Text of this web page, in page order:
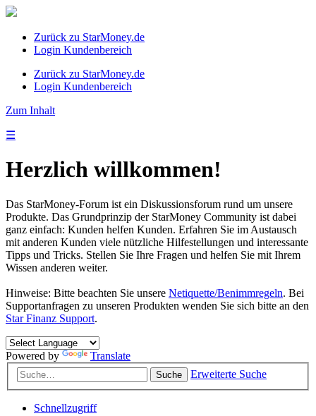
Zurück zu StarMoney.de
Login Kundenbereich
Zurück zu StarMoney.de
Login Kundenbereich
Zum Inhalt
☰
Herzlich willkommen!
Das StarMoney-Forum ist ein Diskussionsforum rund um unsere
Produkte. Das Grundprinzip der StarMoney Community ist dabei
ganz einfach: Kunden helfen Kunden. Erfahren Sie im Austausch
mit anderen Kunden viele nützliche Hilfestellungen und interessante
Tipps und Tricks. Stellen Sie Ihre Fragen und helfen Sie mit Ihrem
Wissen anderen weiter.
Hinweise: Bitte beachten Sie unsere Netiquette/Benimmregeln. Bei
Supportanfragen zu unseren Produkten wenden Sie sich bitte an den
Star Finanz Support.
Powered by Translate
Suche Erweiterte Suche
Schnellzugriff